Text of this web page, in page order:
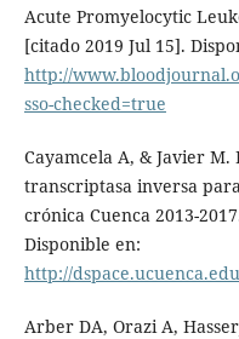
Acute Promyelocytic
[citado 2019 Jul 15].
http://
sso-checked=true
Cayamcela A, & Javier
transcriptasa inversa
crónica Cuenca 2013-
Disponible en:
http://
Arber DA, Orazi A,